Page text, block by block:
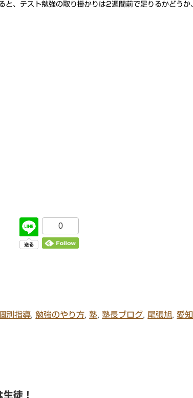
と、テスト勉強の取り掛かりは2週間前で足りるかどうか
0
別指導 ,勉強のやり方 ,塾 ,塾長ブログ 尾張旭 愛知
徒！